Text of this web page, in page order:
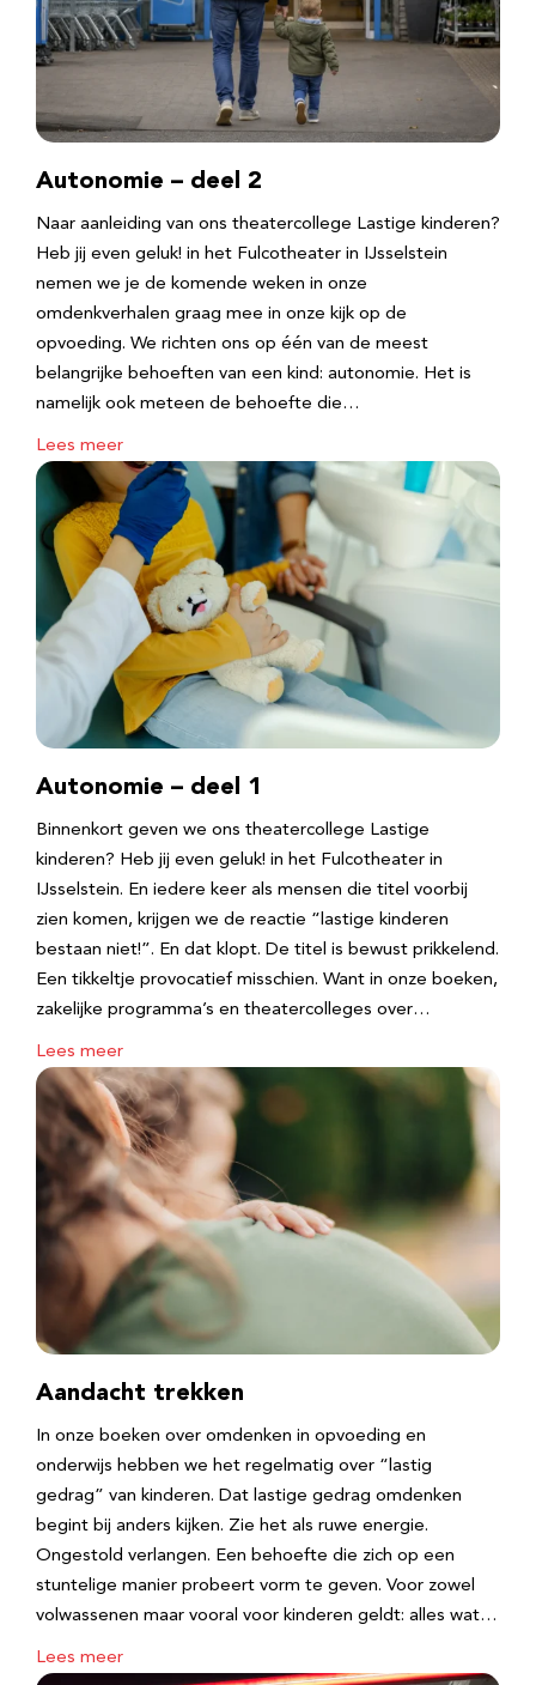
Autonomie – deel 2
Naar aanleiding van ons theatercollege Lastige kinderen?
Heb jij even geluk! in het Fulcotheater in IJsselstein
nemen we je de komende weken in onze
omdenkverhalen graag mee in onze kijk op de
opvoeding. We richten ons op één van de meest
belangrijke behoeften van een kind: autonomie. Het is
namelijk ook meteen de behoefte die…
Lees meer
Autonomie – deel 1
Binnenkort geven we ons theatercollege Lastige
kinderen? Heb jij even geluk! in het Fulcotheater in
IJsselstein. En iedere keer als mensen die titel voorbij
zien komen, krijgen we de reactie “lastige kinderen
bestaan niet!”. En dat klopt. De titel is bewust prikkelend.
Een tikkeltje provocatief misschien. Want in onze boeken,
zakelijke programma’s en theatercolleges over…
Lees meer
Aandacht trekken
In onze boeken over omdenken in opvoeding en
onderwijs hebben we het regelmatig over “lastig
gedrag” van kinderen. Dat lastige gedrag omdenken
begint bij anders kijken. Zie het als ruwe energie.
Ongestold verlangen. Een behoefte die zich op een
stuntelige manier probeert vorm te geven. Voor zowel
volwassenen maar vooral voor kinderen geldt: alles wat…
Lees meer